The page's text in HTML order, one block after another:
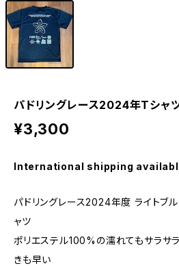
パドリングレース2024年Tシャ
¥3,300
International shipping
パドリングレース2024年度 ライトブ
ャツ
ポリエステル100%の濡れてもサラサ
きも早い